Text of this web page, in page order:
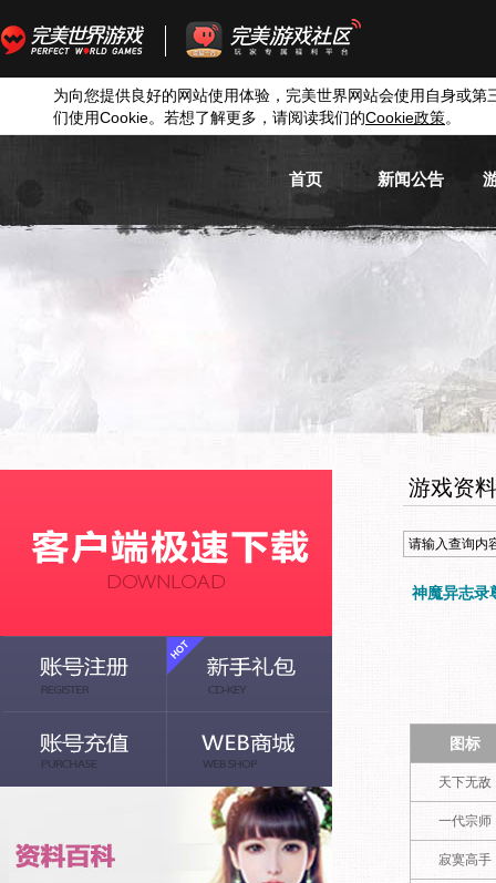
为向您提供良好的网站使用体验，完美世界网站会使用自身或第
们使用Cookie。若想了解更多，请阅读我们的Cookie政策。
首页 新闻公告
游戏新闻
活动信息
游戏资料
神魔异志录
图标
天下无敌
一代宗师
寂寞高手